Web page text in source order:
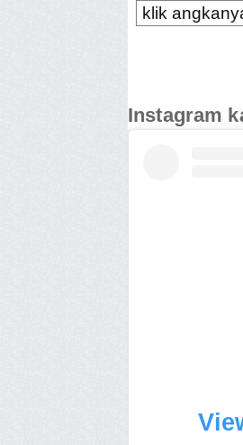
klik
Instagram